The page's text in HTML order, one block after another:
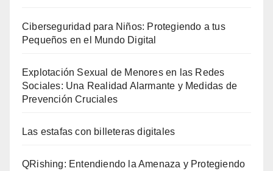
Ciberseguridad para Niños: Protegiendo a tus
Pequeños en el Mundo Digital
Explotación Sexual de Menores en las Redes
Sociales: Una Realidad Alarmante y Medidas de
Prevención Cruciales
Las estafas con billeteras digitales
QRishing: Entendiendo la Amenaza y Protegiendo